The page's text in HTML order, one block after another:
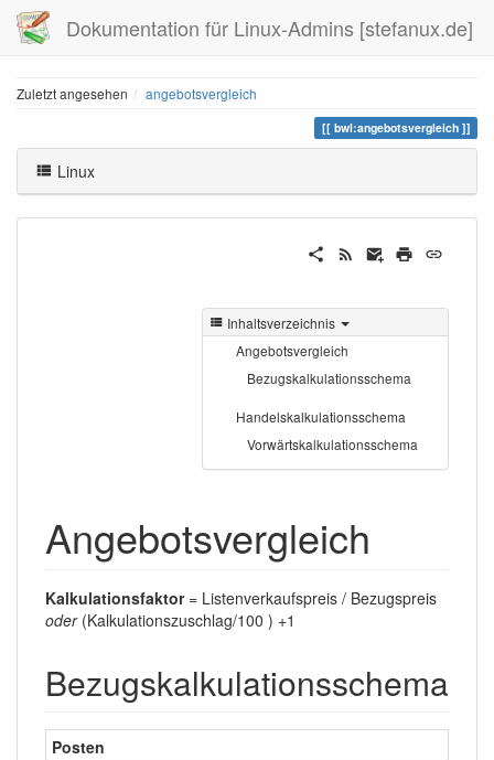
Dokumentation für Linux-Admins [stefanux.de]
Zuletzt angesehen angebotsvergleich
bwl:angebotsvergleich
Linux
Inhaltsverzeichnis
Angebotsvergleich
Bezugskalkulationsschema
Handelskalkulationsschema
Vorwärtskalkulationsschema
Angebotsvergleich
Kalkulationsfaktor= Listenverkaufspreis / Bezugspreis
oder(Kalkulationszuschlag/100 ) +1
Bezugskalkulationsschema
Posten